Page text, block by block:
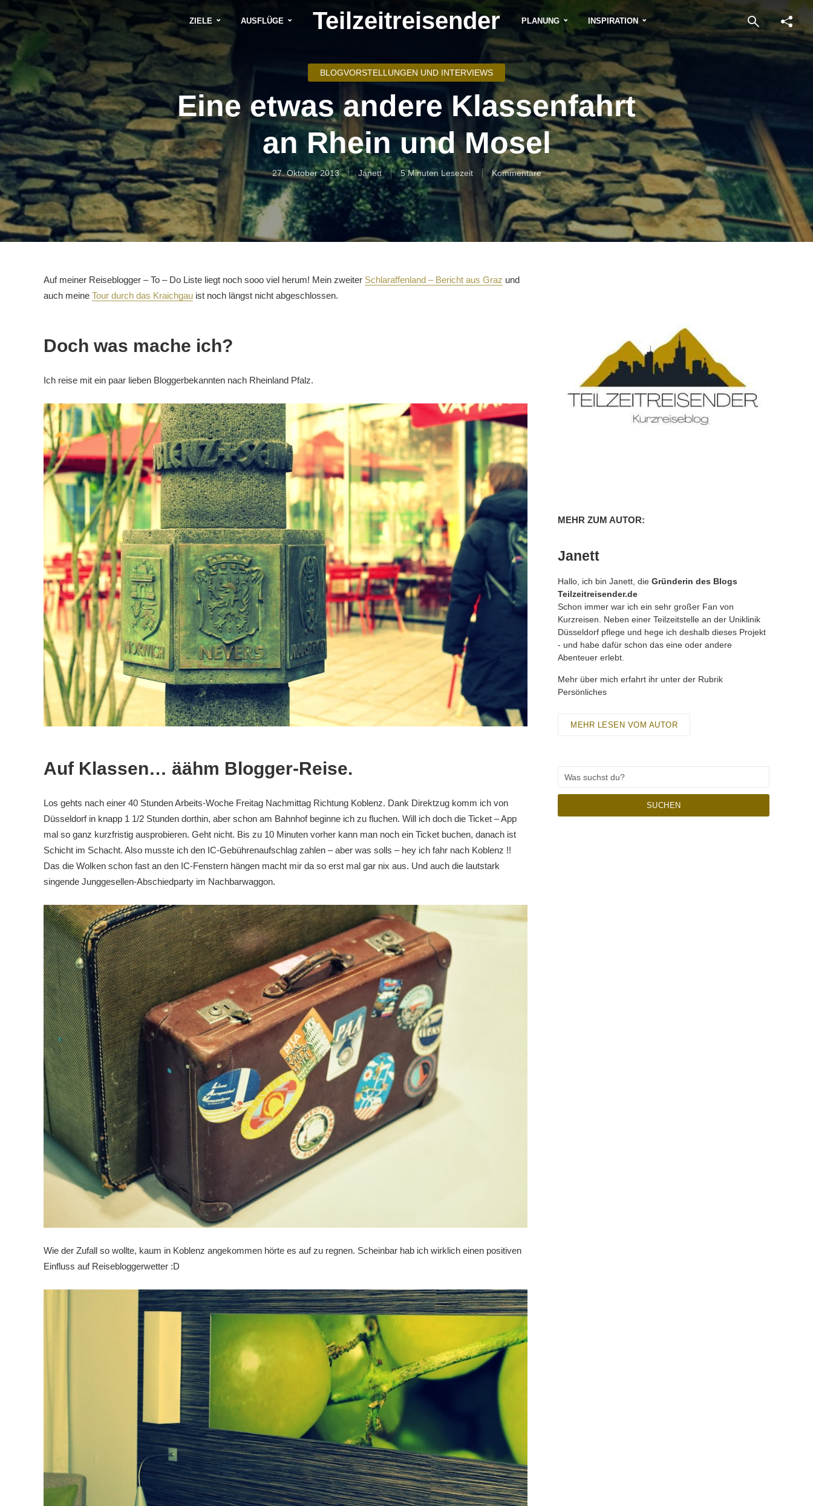
ZIELE AUSFLÜGE Teilzeitreisender PLANUNG INSPIRATION
BLOGVORSTELLUNGEN UND INTERVIEWS
Eine etwas andere Klassenfahrt
an Rhein und Mosel
27. Oktober 2013 Janett 5 Minuten Lesezeit Kommentare
Auf meiner Reiseblogger – To – Do Liste liegt noch sooo viel herum! Mein zweiter Schlaraffenland – Bericht aus Graz und
auch meine Tour durch das Kraichgau ist noch längst nicht abgeschlossen.
Doch was mache ich?
Ich reise mit ein paar lieben Bloggerbekannten nach Rheinland Pfalz.
Auf Klassen… äähm Blogger-Reise.
Los gehts nach einer 40 Stunden Arbeits-Woche Freitag Nachmittag Richtung Koblenz. Dank Direktzug komm ich von
Düsseldorf in knapp 1 1/2 Stunden dorthin, aber schon am Bahnhof beginne ich zu fluchen. Will ich doch die Ticket – App
mal so ganz kurzfristig ausprobieren. Geht nicht. Bis zu 10 Minuten vorher kann man noch ein Ticket buchen, danach ist
Schicht im Schacht. Also musste ich den IC-Gebührenaufschlag zahlen – aber was solls – hey ich fahr nach Koblenz !!
Das die Wolken schon fast an den IC-Fenstern hängen macht mir da so erst mal gar nix aus. Und auch die lautstark
singende Junggesellen-Abschiedparty im Nachbarwaggon.
Wie der Zufall so wollte, kaum in Koblenz angekommen hörte es auf zu regnen. Scheinbar hab ich wirklich einen positiven
Einfluss auf Reisebloggerwetter :D
MEHR ZUM AUTOR:
Janett
Hallo, ich bin Janett, die Gründerin des Blogs
Teilzeitreisender.de
Schon immer war ich ein sehr großer Fan von
Kurzreisen. Neben einer Teilzeitstelle an der Uniklinik
Düsseldorf pflege und hege ich deshalb dieses Projekt
- und habe dafür schon das eine oder andere
Abenteuer erlebt.
Mehr über mich erfahrt ihr unter der Rubrik
Persönliches
MEHR LESEN VOM AUTOR
SUCHEN